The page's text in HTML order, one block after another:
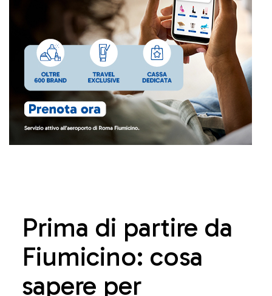
Prima di partire da
Fiumicino: cosa
sapere per